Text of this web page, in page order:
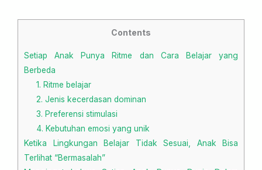
Contents
Setiap Anak Punya Ritme dan Cara Belajar yang
Berbeda
1. Ritme belajar
2. Jenis kecerdasan dominan
3. Preferensi stimulasi
4. Kebutuhan emosi yang unik
Ketika Lingkungan Belajar Tidak Sesuai, Anak Bisa
Terlihat “Bermasalah”